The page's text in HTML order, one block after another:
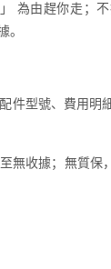
為由趕你走；
。
件型號、費用明
無收據；無質保